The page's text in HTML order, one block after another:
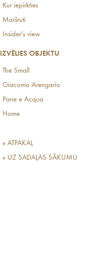
Kur iepirkties
Maršruti
Insider's view
IZVĒLIES OBJEKTU
The Small
Giacomo Arengario
Pane e Acqua
Home
« ATPAKAĻ
« UZ SADAĻAS SĀKUMU